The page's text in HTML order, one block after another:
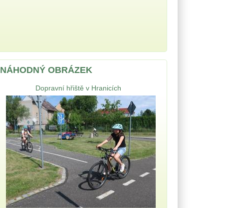
NÁHODNÝ OBRÁZEK
Dopravní hřiště v Hranicích